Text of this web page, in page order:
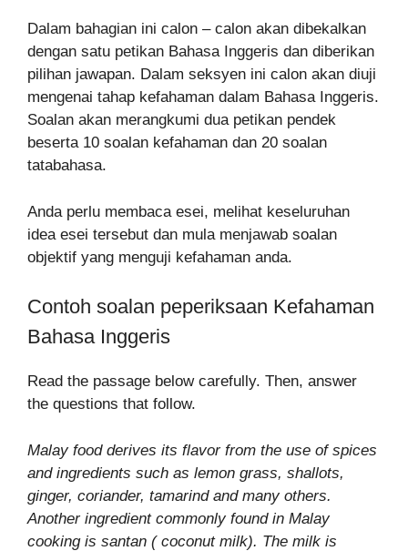
Dalam bahagian ini calon – calon akan dibekalkan
dengan satu petikan Bahasa Inggeris dan diberikan
pilihan jawapan. Dalam seksyen ini calon akan diuji
mengenai tahap kefahaman dalam Bahasa Inggeris.
Soalan akan merangkumi dua petikan pendek
beserta 10 soalan kefahaman dan 20 soalan
tatabahasa.
Anda perlu membaca esei, melihat keseluruhan
idea esei tersebut dan mula menjawab soalan
objektif yang menguji kefahaman anda.
Contoh soalan peperiksaan Kefahaman
Bahasa Inggeris
Read the passage below carefully. Then, answer
the questions that follow.
Malay food derives its flavor from the use of spices
and ingredients such as lemon grass, shallots,
ginger, coriander, tamarind and many others.
Another ingredient commonly found in Malay
cooking is santan ( coconut milk). The milk is